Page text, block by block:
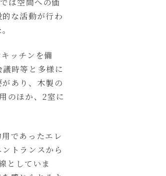
な活動が行わ
ッチンを備
時等と多様に
あり、木製の
のほか、2室に
であったエレ
トランスから
としていま